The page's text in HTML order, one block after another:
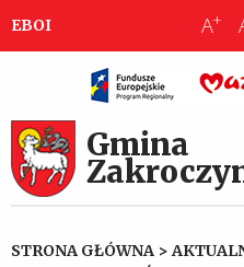
EBOI A+
Gmina
STRONA GŁÓWNA >